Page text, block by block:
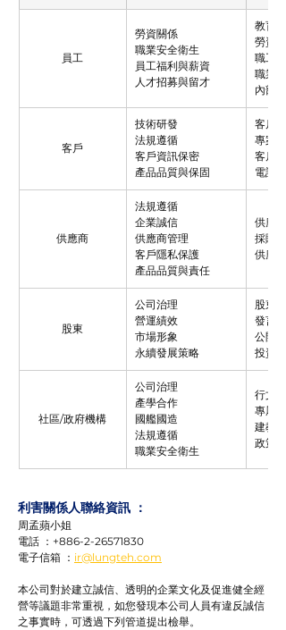
員工
勞資關係
職業安全衛生
員工福利與薪資
人才招募與留才
教育訓
勞資會
職工
職業
內部
客戶
技術研發
法規遵循
客戶資訊保密
產品品質與保固
客戶拜
專案會
客戶
電話
供應商
法規遵循
企業誠信
供應商管理
客戶隱私保護
產品品質與責任
供應商
採購
供應
股東
公司治理
營運績效
市場形象
永續發展策略
股東常
發言人
公開
投資
社區/政府機構
公司治理
產學合作
國艦國造
法規遵循
職業安全衛生
行文
專屬
建教
政策
利害關係人聯絡資訊 ：
周孟蘋小姐
電話 ：+886-2-26571830
電子信箱 ： ir@lungteh.com
本公司對於建立誠信、透明的企業文化及促進健全經
營等議題非常重視，如您發現本公司人員有違反誠信
之事實時，可透過下列管道提出檢舉。